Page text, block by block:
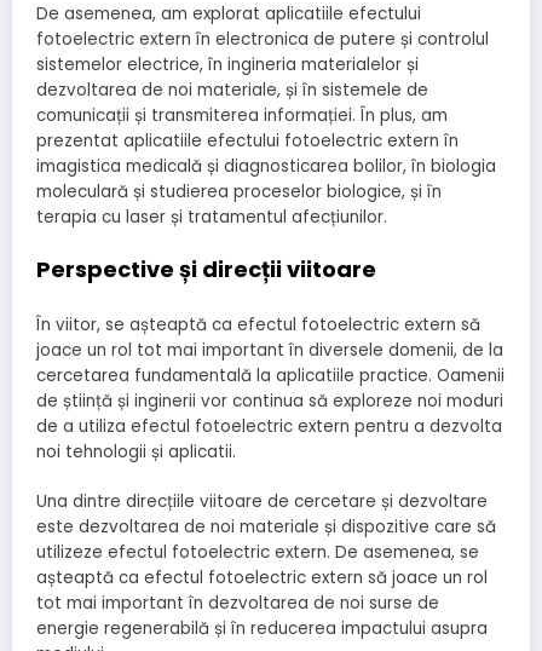
De asemenea, am explorat aplicatiile efectului
fotoelectric extern în electronica de putere și controlul
sistemelor electrice, în ingineria materialelor și
dezvoltarea de noi materiale, și în sistemele de
comunicații și transmiterea informației. În plus, am
prezentat aplicatiile efectului fotoelectric extern în
imagistica medicală și diagnosticarea bolilor, în biologia
moleculară și studierea proceselor biologice, și în
terapia cu laser și tratamentul afecțiunilor.
Perspective și direcții viitoare
În viitor, se așteaptă ca efectul fotoelectric extern să
joace un rol tot mai important în diversele domenii, de la
cercetarea fundamentală la aplicatiile practice. Oamenii
de știință și inginerii vor continua să exploreze noi moduri
de a utiliza efectul fotoelectric extern pentru a dezvolta
noi tehnologii și aplicatii.
Una dintre direcțiile viitoare de cercetare și dezvoltare
este dezvoltarea de noi materiale și dispozitive care să
utilizeze efectul fotoelectric extern. De asemenea, se
așteaptă ca efectul fotoelectric extern să joace un rol
tot mai important în dezvoltarea de noi surse de
energie regenerabilă și în reducerea impactului asupra